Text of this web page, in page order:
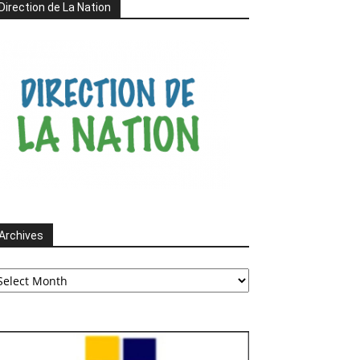
de La Nation